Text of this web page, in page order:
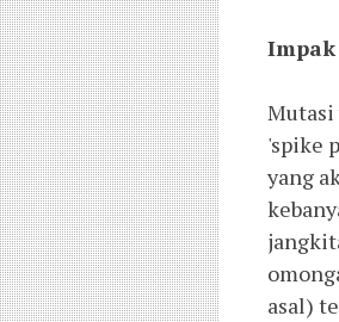
Impak
Mutasi
'spike
yang
asal)